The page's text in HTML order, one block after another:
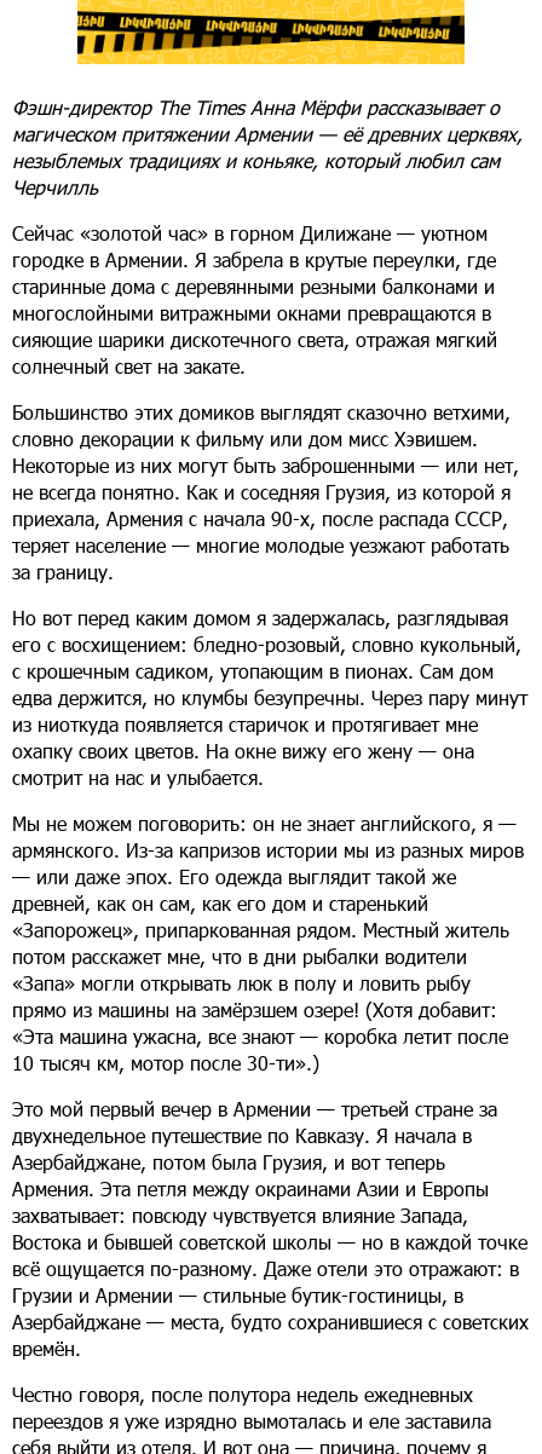
Фэшн-директор The Times Анна Мёрфи рассказывает о
магическом притяжении Армении — её древних церквях,
незыблемых традициях и коньяке, который любил сам
Черчилль
Сейчас «золотой час» в горном Дилижане — уютном
городке в Армении. Я забрела в крутые переулки, где
старинные дома с деревянными резными балконами и
многослойными витражными окнами превращаются в
сияющие шарики дискотечного света, отражая мягкий
солнечный свет на закате.
Большинство этих домиков выглядят сказочно ветхими,
словно декорации к фильму или дом мисс Хэвишем.
Некоторые из них могут быть заброшенными — или нет,
не всегда понятно. Как и соседняя Грузия, из которой я
приехала, Армения с начала 90-х, после распада СССР,
теряет население — многие молодые уезжают работать
за границу.
Но вот перед каким домом я задержалась, разглядывая
его с восхищением: бледно-розовый, словно кукольный,
с крошечным садиком, утопающим в пионах. Сам дом
едва держится, но клумбы безупречны. Через пару минут
из ниоткуда появляется старичок и протягивает мне
охапку своих цветов. На окне вижу его жену — она
смотрит на нас и улыбается.
Мы не можем поговорить: он не знает английского, я —
армянского. Из-за капризов истории мы из разных миров
— или даже эпох. Его одежда выглядит такой же
древней, как он сам, как его дом и старенький
«Запорожец», припаркованная рядом. Местный житель
потом расскажет мне, что в дни рыбалки водители
«Запа» могли открывать люк в полу и ловить рыбу
прямо из машины на замёрзшем озере! (Хотя добавит:
«Эта машина ужасна, все знают — коробка летит после
10 тысяч км, мотор после 30-ти».)
Это мой первый вечер в Армении — третьей стране за
двухнедельное путешествие по Кавказу. Я начала в
Азербайджане, потом была Грузия, и вот теперь
Армения. Эта петля между окраинами Азии и Европы
захватывает: повсюду чувствуется влияние Запада,
Востока и бывшей советской школы — но в каждой точке
всё ощущается по-разному. Даже отели это отражают: в
Грузии и Армении — стильные бутик-гостиницы, в
Азербайджане — места, будто сохранившиеся с советских
времён.
Честно говоря, после полутора недель ежедневных
переездов я уже изрядно вымоталась и еле заставила
себя выйти из отеля. И вот она — причина, почему я